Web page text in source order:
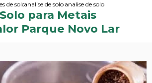
de solos e sedimentos
analise de solo para metais pesados
analise de solo para metais
para Metais
Parque Novo Lar